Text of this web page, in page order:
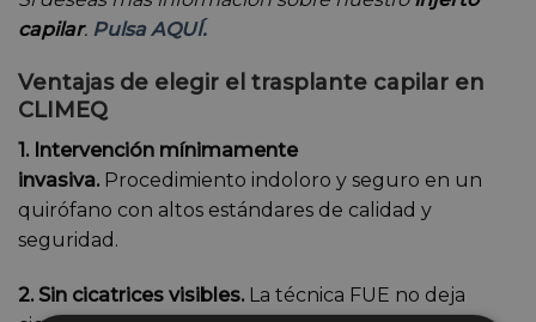
capilar. Pulsa AQUÍ.
Ventajas de elegir el trasplante capilar en
CLIMEQ
1. Intervención mínimamente
invasiva. Procedimiento indoloro y seguro en un
quirófano con altos estándares de calidad y
seguridad.
2. Sin cicatrices visibles. La técnica FUE no deja